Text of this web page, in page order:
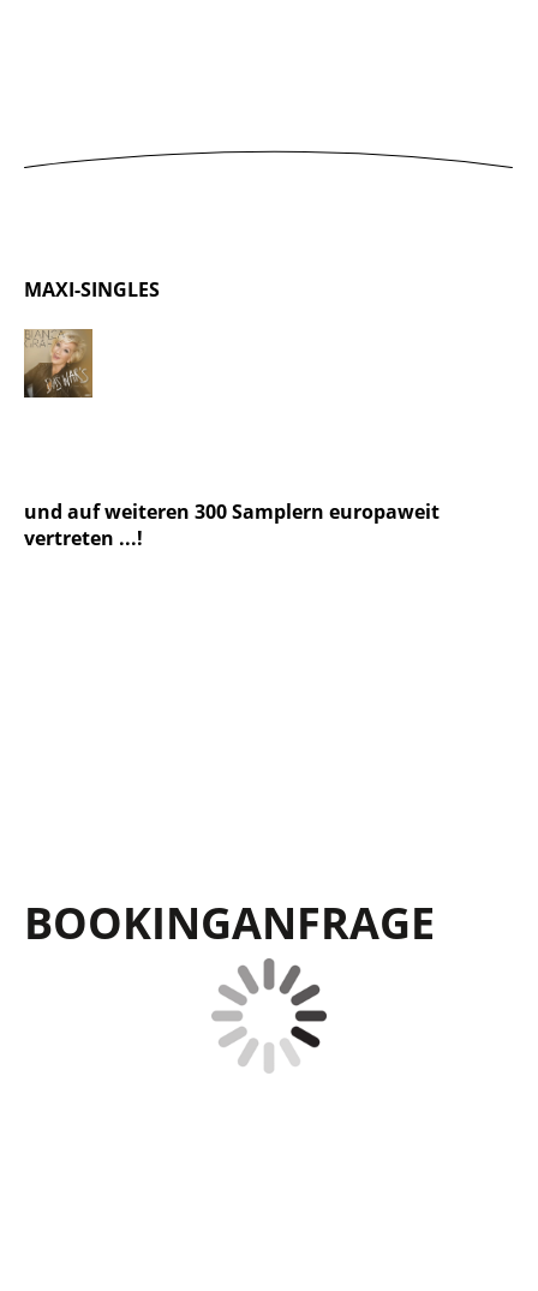
MAXI-SINGLES
und auf weiteren 300 Samplern europaweit
vertreten ...!
BOOKING­ANFRAGE